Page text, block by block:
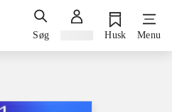
Søg Husk Menu